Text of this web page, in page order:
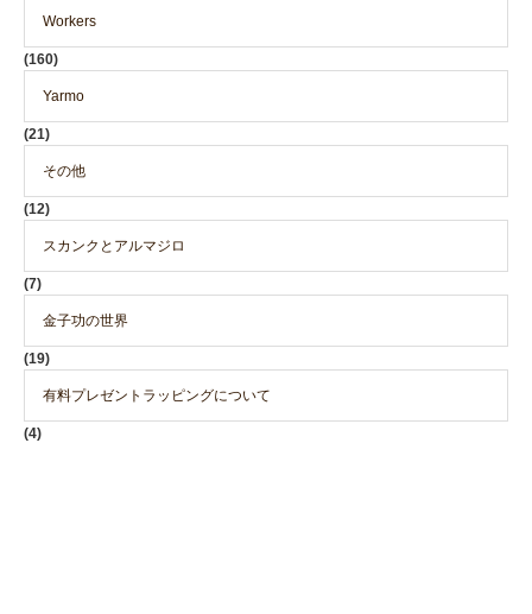
Workers
(160)
Yarmo
(21)
その他
(12)
スカンクとアルマジロ
(7)
金子功の世界
(19)
有料プレゼントラッピングについて
(4)